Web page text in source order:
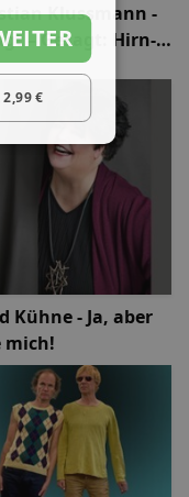
Klussmann -
– Gesagt: Hirn-
mit Live-Quiz
Kühne - Ja, aber
mich!
2,99 €